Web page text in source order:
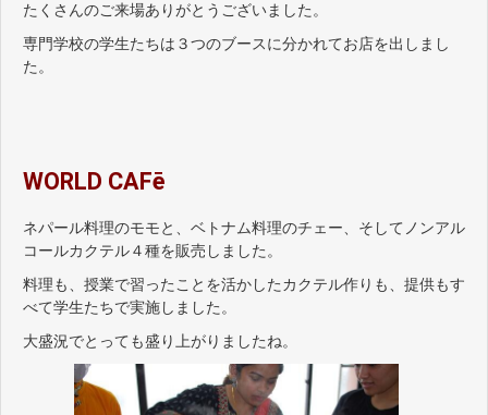
たくさんのご来場ありがとうございました。
専門学校の学生たちは３つのブースに分かれてお店を出しまし
た。
WORLD CAFē
ネパール料理のモモと、ベトナム料理のチェー、そしてノンアル
コールカクテル４種を販売しました。
料理も、授業で習ったことを活かしたカクテル作りも、提供もす
べて学生たちで実施しました。
大盛況でとっても盛り上がりましたね。